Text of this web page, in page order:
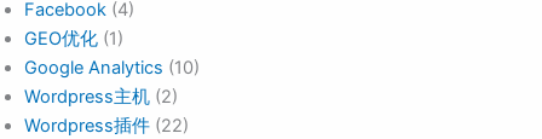
Facebook (4)
GEO优化 (1)
Google Analytics (10)
Wordpress主机 (2)
Wordpress插件 (22)